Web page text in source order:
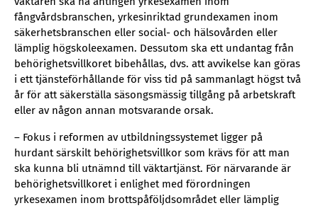
fångvårdsbranschen, yrkesinriktad grundexamen inom
säkerhetsbranschen eller social- och hälsovården eller
lämplig högskoleexamen. Dessutom ska ett undantag från
behörighetsvillkoret bibehållas, dvs. att avvikelse kan göras
i ett tjänsteförhållande för viss tid på sammanlagt högst två
år för att säkerställa säsongsmässig tillgång på arbetskraft
eller av någon annan motsvarande orsak.
– Fokus i reformen av utbildningssystemet ligger på
hurdant särskilt behörighetsvillkor som krävs för att man
ska kunna bli utnämnd till väktartjänst. För närvarande är
behörighetsvillkoret i enlighet med förordningen
yrkesexamen inom brottspåföljdsområdet eller lämplig